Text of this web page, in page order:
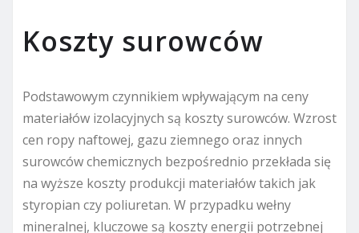
Koszty surowców
Podstawowym czynnikiem wpływającym na ceny
materiałów izolacyjnych są koszty surowców. Wzrost
cen ropy naftowej, gazu ziemnego oraz innych
surowców chemicznych bezpośrednio przekłada się
na wyższe koszty produkcji materiałów takich jak
styropian czy poliuretan. W przypadku wełny
mineralnej, kluczowe są koszty energii potrzebnej